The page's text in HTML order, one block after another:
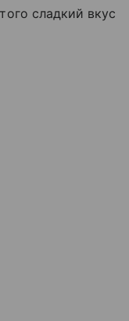
сладкий вкус